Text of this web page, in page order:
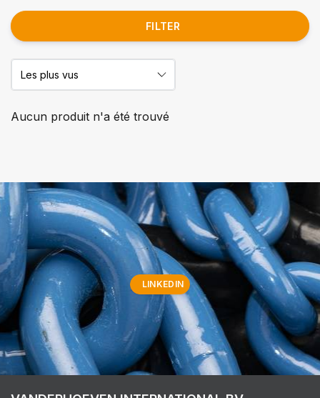
FILTER
Aucun produit n'a été trouvé
LINKEDIN